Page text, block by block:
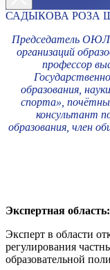
САДЫКОВА РОЗА
Председатель ОЮЛ
организаций
профессор
образования,
спорта»,
консультант
образования, член
Экспертная область:
Эксперт в области
регулирования
образовательной